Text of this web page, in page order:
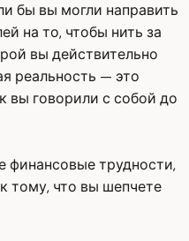
бы вы могли направить
на то, чтобы нить за
вы действительно
реальность — это
вы говорили с собой до
финансовые трудности,
тому, что вы шепчете